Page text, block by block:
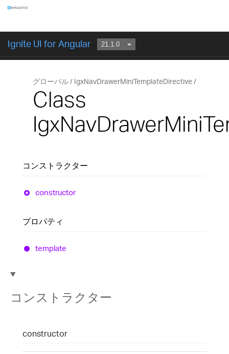
Ignite UI for Angular
グローバル IgxNavDrawerMiniTemplateDirective
Class
コンストラクター
constructor
プロパティ
template
コンストラクター
constructor